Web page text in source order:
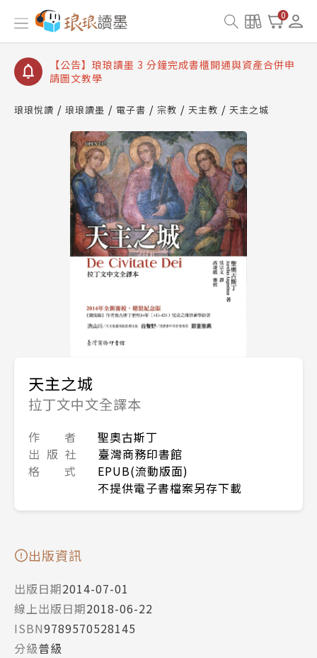
0
【公告】琅琅讀墨數位閱讀資產合併與書櫃開通申請
【公告】琅琅讀墨書櫃開通常見問題
【公告】琅琅讀墨 3 分鐘完成書櫃開通與資產合併申
請圖文教學
查詢
【公告】琅琅讀墨數位閱讀資產合併與書櫃開通申請
琅琅悅讀 琅琅讀墨 電子書 宗教 天主教 天主之城
天主之城
拉丁文中文全譯本
作 者
聖奧古斯丁
出 版 社
臺灣商務印書館
格 式
EPUB(流動版面)
不提供電子書檔案另存下載
出版資訊
出版日期2014-07-01
線上出版日期2018-06-22
ISBN9789570528145
分級普級